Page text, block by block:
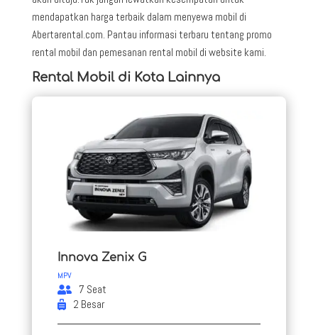
mendapatkan harga terbaik dalam menyewa mobil di
Abertarental.com. Pantau informasi terbaru tentang promo
rental mobil dan pemesanan rental mobil di website kami.
Rental Mobil di Kota Lainnya
Innova Zenix G
MPV
7 Seat
2 Besar